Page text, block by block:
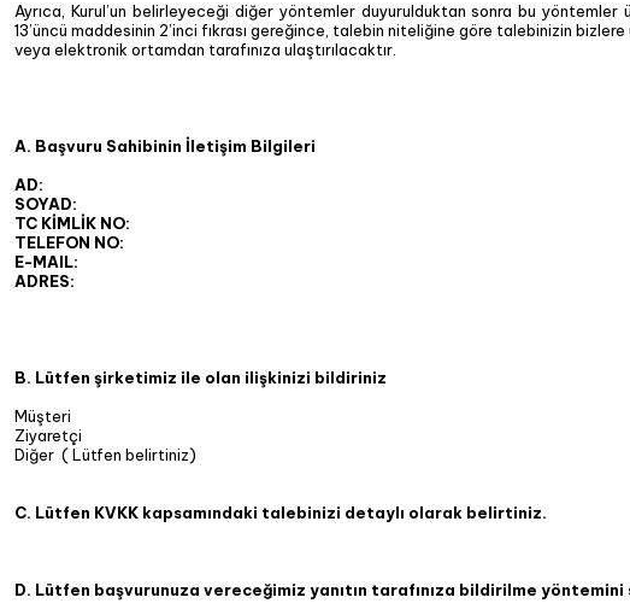
Ayrıca, Kurul’un belirleyeceği diğer yöntemler duyurulduktan sonra bu yöntemler
13’üncü maddesinin 2’inci fıkrası gereğince, talebin niteliğine göre talebinizin bizlere
veya elektronik ortamdan tarafınıza ulaştırılacaktır.
A. Başvuru Sahibinin İletişim Bilgileri
AD:
SOYAD:
TC KİMLİK NO:
TELEFON NO:
E-MAIL:
ADRES:
B. Lütfen şirketimiz ile olan ilişkinizi bildiriniz
Müşteri
Ziyaretçi
Diğer ( Lütfen belirtiniz)
C. Lütfen KVKK kapsamındaki talebinizi detaylı olarak belirtiniz.
D. Lütfen başvurunuza vereceğimiz yanıtın tarafınıza bildirilme yöntemini